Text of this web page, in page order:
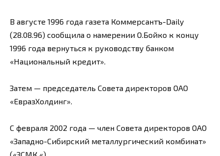
В августе 1996 года газета Коммерсантъ-Daily
(28.08.96) сообщила о намерении О.Бойко к концу
1996 года вернуться к руководству банком
«Национальный кредит».
Затем — председатель Совета директоров ОАО
«ЕвразХолдинг».
С февраля 2002 года — член Совета директоров ОАО
«Западно-Сибирский металлургический комбинат»